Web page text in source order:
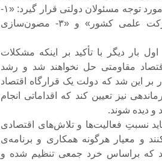
کنونی کشور، سه وظیفه و اولویت اصلی باید مورد توجه مسئولان دولتی قرار گیرد: «۱-
اقتصاد مقاومتی» «۲- ادامه‌ی پرشتاب حرکت علمی کشور» و «۳- مصون‌سازی
بار دیگر با تأکید بر اینکه مشکلات
مقاومتی حل نخواهند شد و رشد
بر این شد که دولت یک قرارگاه اقتصاد
نیز تعیین کند که اقداماتی انجام
و دیده شوند.
نسبتِ فعالیت‌ها و تلاش‌های اقتصادی
و معیار هرگونه همکاری و برنامه‌ی
که براساس خرد جمعی تنظیم شده و